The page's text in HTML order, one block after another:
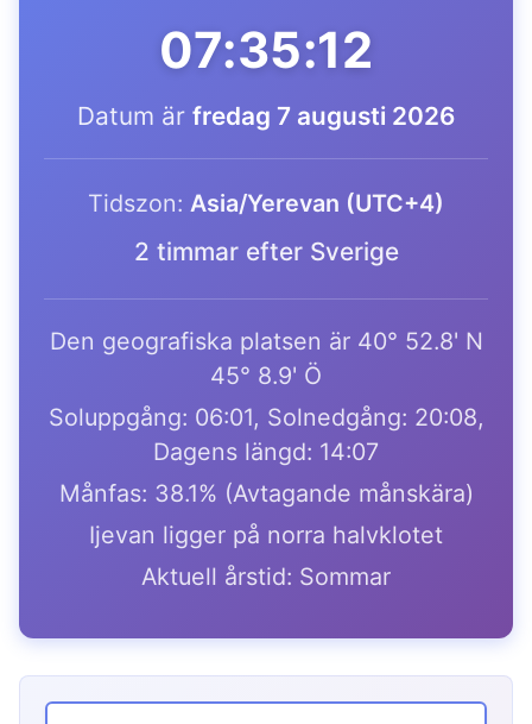
07:35:12
Datum är fredag 7 augusti 2026
Tidszon: Asia/Yerevan (UTC+4)
2 timmar efter Sverige
Den geografiska platsen är 40° 52.8' N
45° 8.9' Ö
Soluppgång: 06:01, Solnedgång: 20:08,
Dagens längd: 14:07
Månfas: 38.1% (Avtagande månskära)
Ijevan ligger på norra halvklotet
Aktuell årstid: Sommar